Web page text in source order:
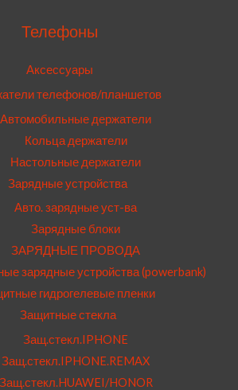
Телефоны
Аксессуары
телефонов/планшетов
Автомобильные держатели
Кольца держатели
Настольные держатели
Зарядные устройства
Авто. зарядные уст-ва
Зарядные блоки
ЗАРЯДНЫЕ ПРОВОДА
зарядные устройства (powerbank)
гидрогелевые пленки
Защитные стекла
Защ.стекл.IPHONE
Защ.стекл.IPHONE.REMAX
Защ.стекл.HUAWEI/HONOR